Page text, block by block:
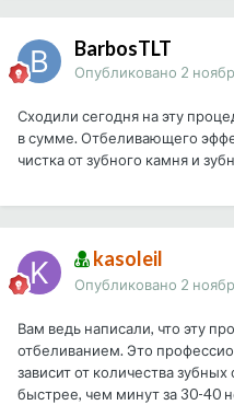
BarbosTLT
Опубликовано 2
Сходили сегодня на эту
в сумме. Отбеливающего
чистка от зубного камня и
kasoleil
Опубликовано 2
Вам ведь написали, что эту
отбеливанием. Это
зависит от количества
быстрее, чем минут за 30-40